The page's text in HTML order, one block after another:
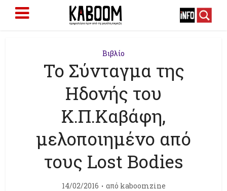
Βιβλίο
Το Σύνταγμα της
Ηδονής του
Κ.Π.Καβάφη,
μελοποιημένο από
τους Lost Bodies
14/02/2016 από kaboomzine